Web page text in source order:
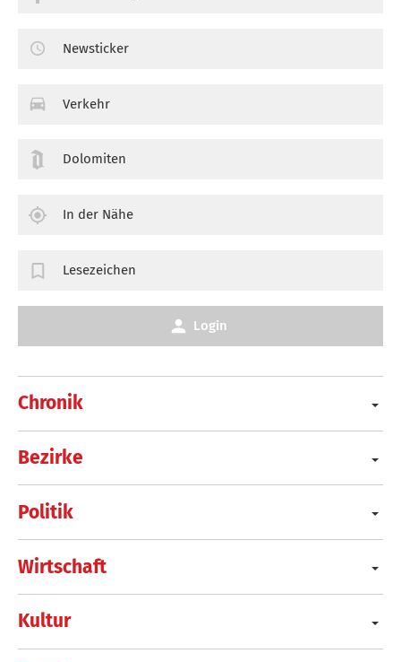
Chronik
Bezirke
Politik
Wirtschaft
Kultur
Newsticker
Verkehr
Dolomiten
In der Nähe
Lesezeichen
Login